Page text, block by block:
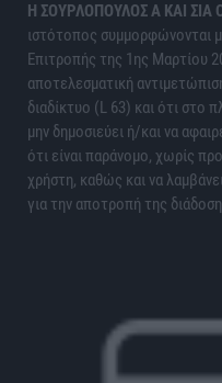
H ΣΟΥΡΛΟΠΟΥΛΟΣ Α ΚΑΙ ΣΙΑ
ιστότοπος συμμορφώνονται
Επιτροπής της 1ης Μαρτίου
αποτελεσματική
διαδίκτυο (L 63) και ότι στο
μην δημοσιεύει ή/και να
ότι είναι παράνομο, χωρίς
χρήστη, καθώς και να
για την αποτροπή της